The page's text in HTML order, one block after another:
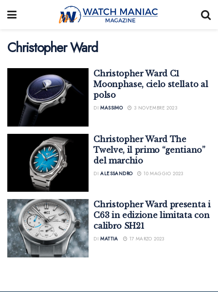
Christopher Ward
Christopher Ward C1
Moonphase, cielo stellato al
polso
DI MASSIMO 3 NOVEMBRE 2023
Christopher Ward The
Twelve, il primo “gentiano”
del marchio
DI ALESSANDRO 10 MAGGIO 2023
Christopher Ward presenta i
C63 in edizione limitata con
calibro SH21
DI MATTIA 17 MARZO 2023